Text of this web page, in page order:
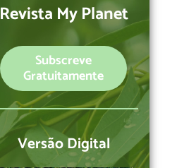
Revista My Planet
Subscreve
Gratuitamente
Versão Digital